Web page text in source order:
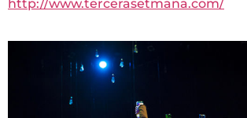
http://www.tercerasetmana.com/